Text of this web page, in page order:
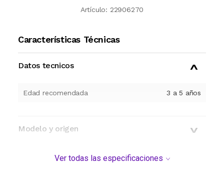
Artículo: 22906270
Características Técnicas
Datos tecnicos
Edad recomendada 3 a 5 años
Modelo y origen
Ver todas las especificaciones